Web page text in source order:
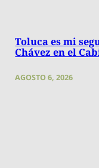
Toluca es mi
Chávez en el
AGOSTO 6, 2026